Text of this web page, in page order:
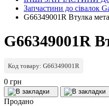
Запчастини до сівалок
G66349001R Втулка
G66349001R
Код товару: G66349001R
0 грн
Продано